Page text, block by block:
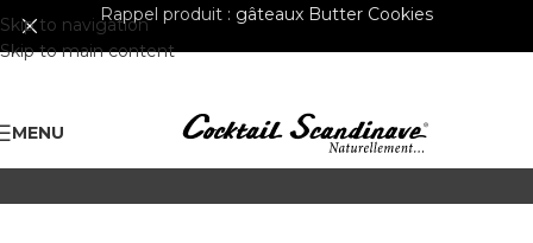
Skip to navigation
Skip to main content
Rappel produit : gâteaux Butter Cookies
MENU